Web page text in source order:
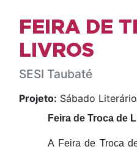
FEIRA DE
LIVROS
SESI Taubaté
Projeto: Sábado Literário
Feira de Troca de
A Feira de Troca